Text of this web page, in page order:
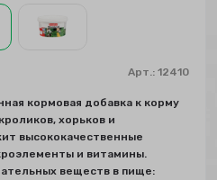
Арт.:12410
кормовая добавка к корму
хорьков и
высококачественные
и витамины.
веществ в пище: